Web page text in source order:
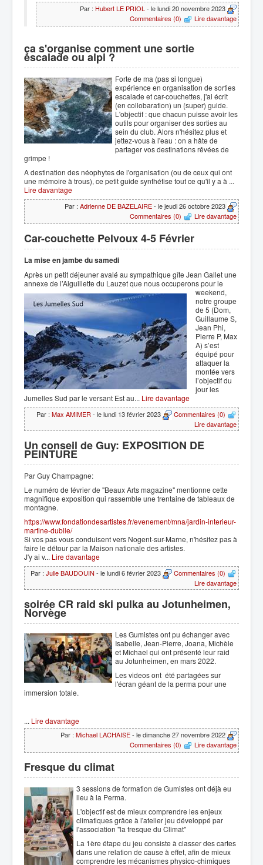
Par : Hubert LE PRIOL - le lundi 20 novembre 2023
Commentaires (0)
Lire davantage
ça s'organise comment une sortie
escalade ou alpi ?
Forte de ma (pas si longue)
expérience en organisation de sorties
escalade et car-couchettes, j'ai écrit
(en collobaration) un (super) guide.
L'objectif : que chacun puisse avoir les
outils pour organiser des sorties au
sein du club. Alors n'hésitez plus et
jettez-vous à l'eau : on a hâte de
partager vos destinations rêvées de
grimpe !
A destination des néophytes de l'organisation (ou de ceux qui ont
une mémoire à trous), ce petit guide synthétise tout ce qu'il y a à ...
Lire davantage
Par : Adrienne DE BAZELAIRE- le jeudi 26 octobre 2023
Commentaires (0)
Lire davantage
Car-couchette Pelvoux 4-5 Février
La mise en jambe du samedi
Après un petit déjeuner avalé au sympathique gîte Jean Gallet une
annexe de l’Aiguillette du Lauzet que nous occuperons pour le
weekend,
notre groupe
de 5 (Dom,
Guillaume S,
Jean Phi,
Pierre P, Max
A) s’est
équipé pour
attaquer la
montée vers
l’objectif du
jour les
Jumelles Sud par le versant Est au... Lire davantage
Par : Max AMIMER - le lundi 13 février 2023
Commentaires (0)
Lire davantage
Un conseil de Guy: EXPOSITION DE
PEINTURE
Par Guy Champagne:
Le numéro de février de "Beaux Arts magazine" mentionne cette
magnifique exposition qui rassemble une trentaine de tableaux de
montagne.
https://www.fondationdesartistes.fr/evenement/mna/jardin-interieur-
martine-dubile/
Si vos pas vous conduisent vers Nogent-sur-Marne, n'hésitez pas à
faire le détour par la Maison nationale des artistes.
J'y ai v... Lire davantage
Par : Julie BAUDOUIN - le lundi 6 février 2023
Commentaires (0)
Lire davantage
soirée CR raid ski pulka au Jotunheimen,
Norvège
Les Gumistes ont pu échanger avec
Isabelle, Jean-Pierre, Joana, Michèle
et Michael qui ont présenté leur raid
au Jotunheimen, en mars 2022.
Les videos ont été partagées sur
l'écran géant de la perma pour une
immersion totale.
... Lire davantage
Par : Michael LACHAISE- le dimanche 27 novembre 2022
Commentaires (0)
Lire davantage
Fresque du climat
3 sessions de formation de Gumistes ont déjà eu
lieu à la Perma.
L'objectif est de mieux comprendre les enjeux
climatiques grâce à l'atelier jeu développé par
l'association "la fresque du Climat"
La 1ère étape du jeu consiste à classer des cartes
dans une relation de cause à effet, afin de mieux
comprendre les mécanismes physico-chimiques